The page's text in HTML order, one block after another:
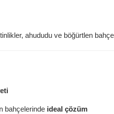
ahududu ve böğürtlen
bahçelerinde ideal çözüm